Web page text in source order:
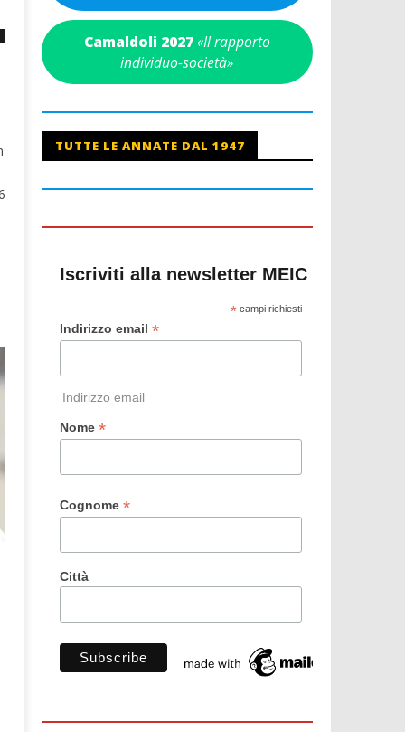
Camaldoli 2027 «Il rapporto
individuo-società»
TUTTE LE ANNATE DAL 1947
Iscriviti alla newsletter MEIC
* campi richiesti
Indirizzo email *
Indirizzo email
Nome *
Cognome *
Città